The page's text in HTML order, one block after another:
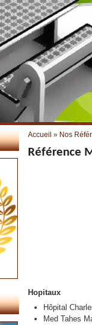
Vous êtes ici
Accueil » Nos
Référence
Hopitaux
Hôpital
Med Tahes